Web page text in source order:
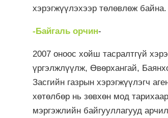
хэрэгжүүлэхээр төлөвлөж байна.
-Байгаль орчин-
2007 оноос хойш тасралтгүй
үргэлжлүүлж, Өвөрхангай,
Засгийн газрын хэрэгжүүлэгч
хөтөлбөр нь зөвхөн мод
мэргэжлийн байгууллагууд